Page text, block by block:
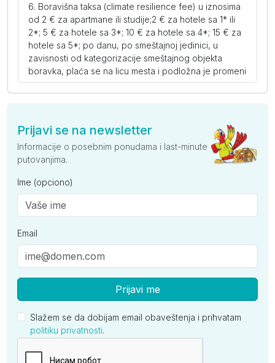
I dete dodatno 2-12 205 205 205
I beba dodatno 0-2 69 69 69
Boravišna taksa (climate resilience fee) u iznosima
od 2 € za apartmane ili studije;2 € za hotele sa 1* ili
2*; 5 € za hotele sa 3*; 10 € za hotele sa 4*; 15 € za
hotele sa 5*; po danu, po smeštajnoj jedinici, u
zavisnosti od kategorizacije smeštajnog objekta
boravka, plaća se na licu mesta i podložna je promeni
Prijavi se na newsletter
Informacije o posebnim ponudama i last-minute
putovanjima.
Ime (opciono)
Email
Prijavi me
Slažem se da dobijam email obaveštenja i prihvatam
politiku privatnosti.